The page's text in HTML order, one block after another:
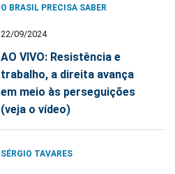
O BRASIL PRECISA SABER
22/09/2024
AO VIVO: Resistência e
trabalho, a direita avança
em meio às perseguições
(veja o vídeo)
SÉRGIO TAVARES